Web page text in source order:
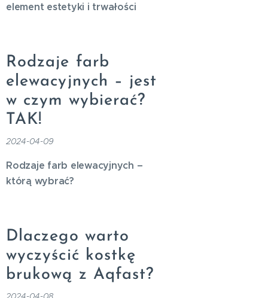
element estetyki i trwałości
Rodzaje farb
elewacyjnych – jest
w czym wybierać?
TAK!
2024-04-09
Rodzaje farb elewacyjnych –
którą wybrać?
Dlaczego warto
wyczyścić kostkę
brukową z Aqfast?